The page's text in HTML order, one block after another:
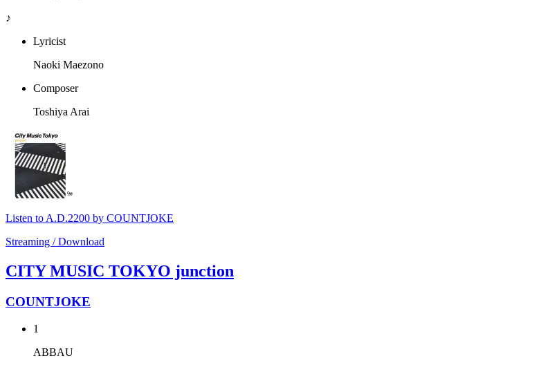
♪
Lyricist
Naoki Maezono
Composer
Toshiya Arai
Listen to A.D.2200 by COUNTJOKE
Streaming / Download
CITY MUSIC TOKYO junction
COUNTJOKE
1
ABBAU